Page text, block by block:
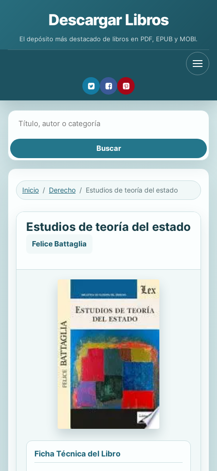
Descargar Libros
El depósito más destacado de libros en PDF, EPUB y MOBI.
Inicio Derecho Estudios de teoría del estado
Estudios de teoría del estado
Felice Battaglia
Ficha Técnica del Libro